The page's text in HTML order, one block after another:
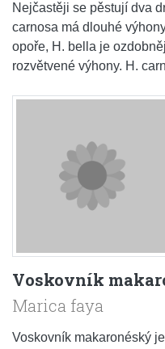
Nejčastěji se pěstují dva
carnosa má dlouhé
opoře, H. bella je
rozvětvené výhony. H.
Voskovník
Marica faya
Voskovník makaronéský